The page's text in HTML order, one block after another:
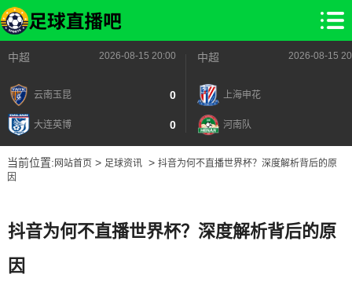
中超 2026-08-15 20:00
云南玉昆 0
大连英博 0
中超 2026-08-15
上海申花
河南队
当前位置: 网站首页> 足球资讯> 抖音为何不直播世界杯？深度解析背后的原
因
抖音为何不直播世界杯？深度解析背后的原
因